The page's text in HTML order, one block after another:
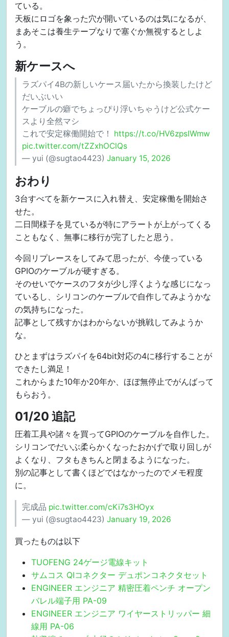
ている。
天板にロゴを象った穴が開いているのは気になるが、
まあそこは養生テープなりで塞ぐか無視するとしよ
う。
新ケースへ
ラズパイ4Bの新しいケース届いたから換装したけど
だいぶいい
ケーブルの癖でちょっぴり浮いちゃうけど公式ケー
スより全然マシ
これで安定稼働開始で！ https://t.co/HV6zpsIWmw
pic.twitter.com/tZZxhOClQs
— yui (@sugtao4423) January 15, 2026
おわり
3台すべてを新ケースに入れ替え、安定稼働を開始さ
せた。
二日間様子を見ているが特にアラートが上がってくる
こともなく、無事に移行が完了したと思う。
今回リプレースをしてみて思ったが、今使っている
GPIOのケーブルが硬すぎる。
そのせいでケースのフタが少し浮くような感じになっ
ているし、シリコンのケーブルで自作してみようかな
の気持ちになった。
記事として残すかはわからないが挑戦してみようか
な。
ひとまずはラズパイを64bit対応の4に移行することが
できたし満足！
これからまた10年か20年か、ほぼ無停止でがんばって
もらおう。
01/20 追記
圧着工具や諸々を買ってGPIOのケーブルを自作した。
シリコンでだいぶ柔らかくなったおかげで取り回しが
よくなり、フタもきちんと閉まるようになった。
別の記事として書くほどではなかったのでメモ程度
に。
完成品 pic.twitter.com/cKi7s3HOyx
— yui (@sugtao4423) January 19, 2026
買ったものは以下
TUOFENG 24ゲージ電線キット
サムコス QIコネクター デュポンコネクタセット
ENGINEER エンジニア 精密圧着ペンチ オープン
バレル端子用 PA-09
ENGINEER エンジニア ワイヤーストリッパー 細
線用 PA-06